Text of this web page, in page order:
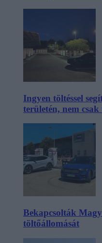
Ingyen töltéssel
területén, nem csak
Bekapcsolták
töltőállomását